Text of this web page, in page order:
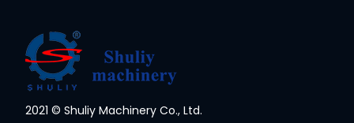
2021 © Shuliy Machinery Co., Ltd.